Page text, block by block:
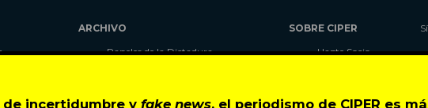
de incertidumbre yfake news, el periodismo de CIPER es
ARCHIVO
Papeles de la Dictadura
Autores
SOBRE CIPER
Hazte Socio
Contacto